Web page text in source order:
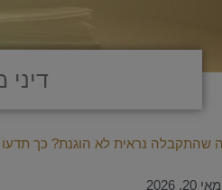
שהתקבלה נראית לא הוגנת? כך תדעו
מאי 20, 2026